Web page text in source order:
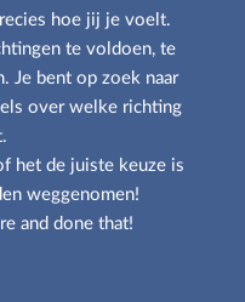
hoe jij je voelt.
te voldoen, te
Je bent op zoek naar
over welke richting
het de juiste keuze is
weggenomen!
and done that!